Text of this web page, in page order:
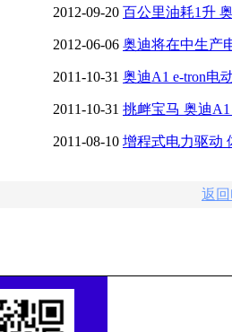
2012-09-20 百公里油耗1升
2012-06-06 奥迪将在中生产
2011-10-31 奥迪A1 e-tron电
2011-10-31 挑衅宝马 奥迪
2011-08-10 增程式电力驱动
返